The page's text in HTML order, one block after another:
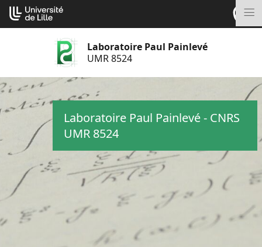
Aller
au
contenu
Laboratoire Paul Painlevé
UMR 8524
Laboratoire Paul Painlevé - CNRS
UMR 8524
Cookies management panel